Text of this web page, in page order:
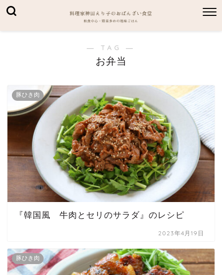
― TAG ―
お弁当
豚ひき肉
『韓国風 牛肉とセリのサラダ』のレシピ
2023年4月19日
豚ひき肉